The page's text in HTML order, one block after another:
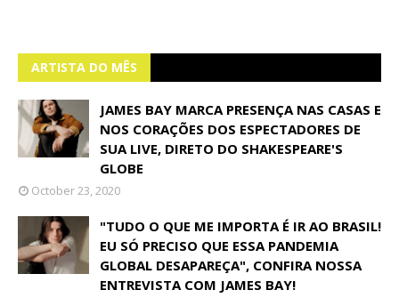
ARTISTA DO MÊS
JAMES BAY MARCA PRESENÇA NAS CASAS E
NOS CORAÇÕES DOS ESPECTADORES DE
SUA LIVE, DIRETO DO SHAKESPEARE'S
GLOBE
October 23, 2020
"TUDO O QUE ME IMPORTA É IR AO BRASIL!
EU SÓ PRECISO QUE ESSA PANDEMIA
GLOBAL DESAPAREÇA", CONFIRA NOSSA
ENTREVISTA COM JAMES BAY!